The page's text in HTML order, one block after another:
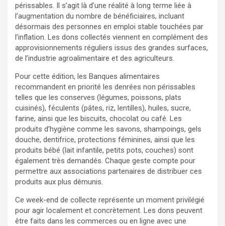
périssables. Il s’agit là d’une réalité à long terme liée à
l’augmentation du nombre de bénéficiaires, incluant
désormais des personnes en emploi stable touchées par
l’inflation. Les dons collectés viennent en complément des
approvisionnements réguliers issus des grandes surfaces,
de l’industrie agroalimentaire et des agriculteurs.
Pour cette édition, les Banques alimentaires
recommandent en priorité les denrées non périssables
telles que les conserves (légumes, poissons, plats
cuisinés), féculents (pâtes, riz, lentilles), huiles, sucre,
farine, ainsi que les biscuits, chocolat ou café. Les
produits d’hygiène comme les savons, shampoings, gels
douche, dentifrice, protections féminines, ainsi que les
produits bébé (lait infantile, petits pots, couches) sont
également très demandés. Chaque geste compte pour
permettre aux associations partenaires de distribuer ces
produits aux plus démunis.
Ce week-end de collecte représente un moment privilégié
pour agir localement et concrètement. Les dons peuvent
être faits dans les commerces ou en ligne avec une